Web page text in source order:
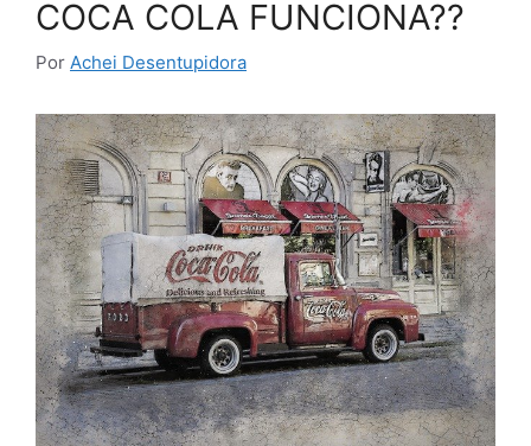
COCA COLA FUNCIONA??
Por Achei Desentupidora